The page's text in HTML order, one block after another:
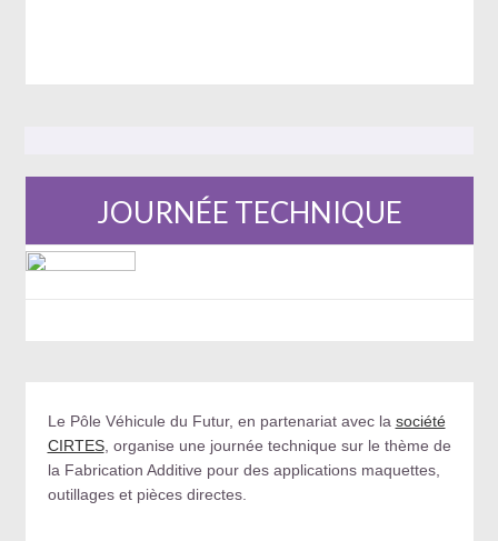
JOURNÉE TECHNIQUE
Le Pôle Véhicule du Futur, en partenariat avec la société
CIRTES, organise une journée technique sur le thème de
la Fabrication Additive pour des applications maquettes,
outillages et pièces directes.